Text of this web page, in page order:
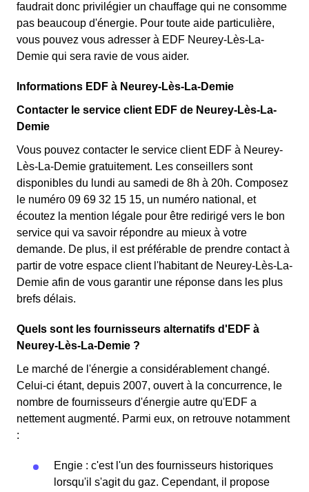
faudrait donc privilégier un chauffage qui ne consomme
pas beaucoup d'énergie. Pour toute aide particulière,
vous pouvez vous adresser à EDF Neurey-Lès-La-
Demie qui sera ravie de vous aider.
Informations EDF à Neurey-Lès-La-Demie
Contacter le service client EDF de Neurey-Lès-La-
Demie
Vous pouvez contacter le service client EDF à Neurey-
Lès-La-Demie gratuitement. Les conseillers sont
disponibles du lundi au samedi de 8h à 20h. Composez
le numéro 09 69 32 15 15, un numéro national, et
écoutez la mention légale pour être redirigé vers le bon
service qui va savoir répondre au mieux à votre
demande. De plus, il est préférable de prendre contact à
partir de votre espace client l'habitant de Neurey-Lès-La-
Demie afin de vous garantir une réponse dans les plus
brefs délais.
Quels sont les fournisseurs alternatifs d'EDF à
Neurey-Lès-La-Demie ?
Le marché de l'énergie a considérablement changé.
Celui-ci étant, depuis 2007, ouvert à la concurrence, le
nombre de fournisseurs d'énergie autre qu'EDF a
nettement augmenté. Parmi eux, on retrouve notamment
:
Engie : c'est l'un des fournisseurs historiques
lorsqu'il s'agit du gaz. Cependant, il propose